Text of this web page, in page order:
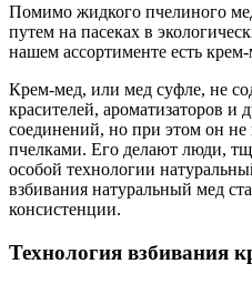
Помимо жидкого пчелиного
путем на пасеках в
нашем ассортименте есть
Крем-мед, или мед суфле, не
красителей, ароматизаторов и
соединений, но при этом он
пчелками. Его делают люди,
особой технологии
взбивания натуральный мед
консистенции.
Технология взбивания